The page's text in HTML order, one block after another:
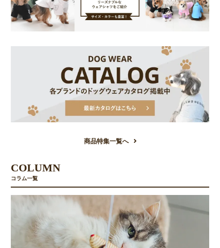
商品特集一覧へ
COLUMN
コラム一覧